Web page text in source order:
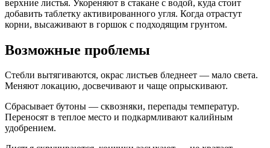
верхние листья. Укореняют в стакане с водой, куда стоит
добавить таблетку активированного угля. Когда отрастут
корни, высаживают в горшок с подходящим грунтом.
Возможные проблемы
Стебли вытягиваются, окрас листьев бледнеет — мало света.
Меняют локацию, досвечивают и чаще опрыскивают.
Сбрасывает бутоны — сквозняки, перепады температур.
Переносят в теплое место и подкармливают калийным
удобрением.